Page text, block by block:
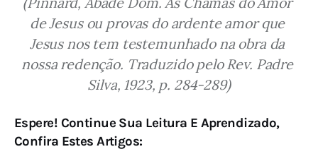
de Jesus ou provas do ardente amor que
Jesus nos tem testemunhado na obra da
nossa redenção. Traduzido pelo Rev. Padre
Silva, 1923, p. 284-289)
Espere! Continue Sua Leitura E Aprendizado,
Confira Estes Artigos: